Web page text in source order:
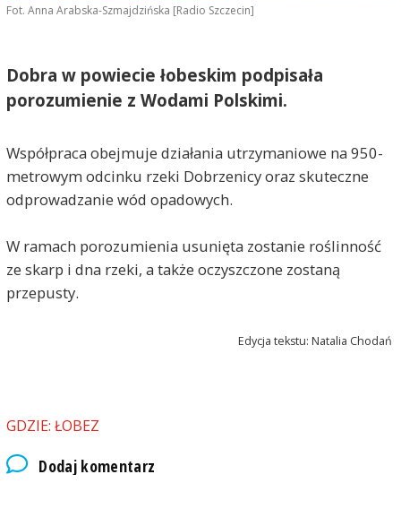
Fot. Anna Arabska-Szmajdzińska [Radio Szczecin]
Dobra w powiecie łobeskim podpisała
porozumienie z Wodami Polskimi.
Współpraca obejmuje działania utrzymaniowe na 950-
metrowym odcinku rzeki Dobrzenicy oraz skuteczne
odprowadzanie wód opadowych.
W ramach porozumienia usunięta zostanie roślinność
ze skarp i dna rzeki, a także oczyszczone zostaną
przepusty.
Edycja tekstu: Natalia Chodań
GDZIE: ŁOBEZ
Dodaj komentarz